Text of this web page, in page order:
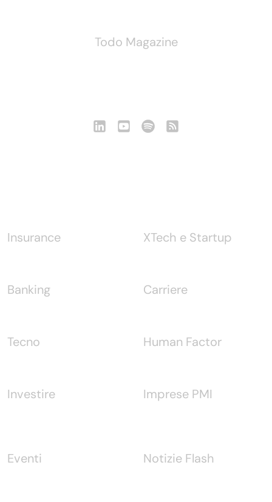
Todo Magazine
Insurance
Banking
Tecno
Investire
XTech e Startup
Carriere
Human Factor
Imprese PMI
Eventi Notizie Flash